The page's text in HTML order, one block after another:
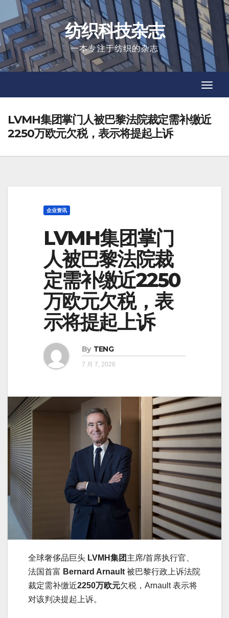
to
content
纺织科技杂志
一本专注于纺织的杂志
LVMH集团掌门人被巴黎法院裁定需补缴近
2250万欧元欠税，表示将提起上诉
企业资讯
LVMH集团掌门
人被巴黎法院裁
定需补缴近2250
万欧元欠税，表
示将提起上诉
By TENG
7 月 7, 2026
全球奢侈品巨头 LVMH集团 主席/首席执行官、
法国首富 Bernard Arnault 被巴黎行政上诉法院
裁定需补缴近2250万欧元欠税，Arnault 表示将
对该判决提起上诉。